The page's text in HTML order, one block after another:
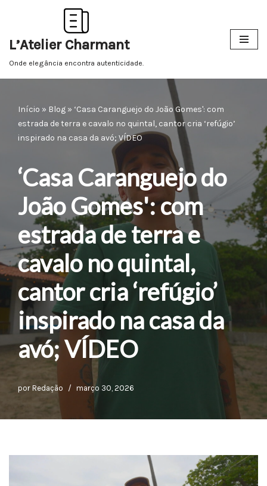
para
o
L’Atelier Charmant
Onde elegância encontra autenticidade.
Início » Blog » ‘Casa Caranguejo do João Gomes': com
estrada de terra e cavalo no quintal, cantor cria ‘refúgio’
inspirado na casa da avó; VÍDEO
‘Casa Caranguejo do
João Gomes': com
estrada de terra e
cavalo no quintal,
cantor cria ‘refúgio’
inspirado na casa da
avó; VÍDEO
por Redação março 30, 2026